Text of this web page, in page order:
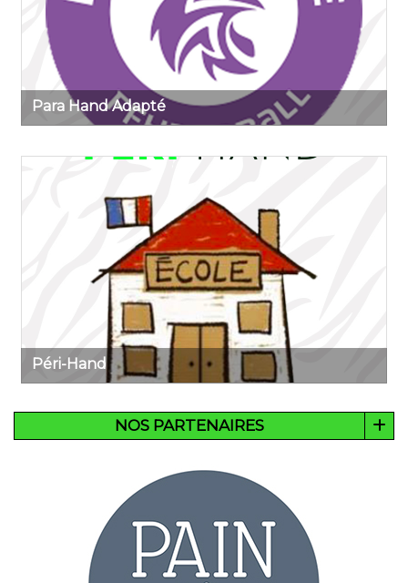
Para Hand Adapté
Péri-Hand
NOS PARTENAIRES